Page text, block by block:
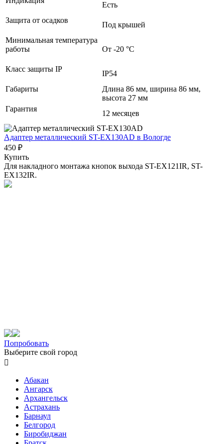
Есть
Защита от осадков
Под крышей
Минимальная температура
работы
От -20 °С
Класс защиты IP
IP54
Габариты
Длина 86 мм, ширина 86 мм,
высота 27 мм
Гарантия
12 месяцев
Адаптер металлический ST-EX130AD в Вологде
450 ₽
Купить
Для накладного монтажа кнопок выхода ST-EX121IR, ST-
EX132IR.
Попробовать
Выберите свой город

Абакан
Ангарск
Архангельск
Астрахань
Барнаул
Белгород
Биробиджан